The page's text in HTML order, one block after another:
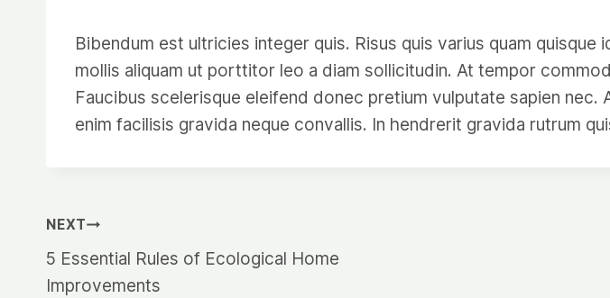
Bibendum est ultricies integer quis. Risus quis varius quam quisque
mollis aliquam ut porttitor leo a diam sollicitudin. At tempor
Faucibus scelerisque eleifend donec pretium vulputate sapien nec.
enim facilisis gravida neque convallis. In hendrerit gravida rutrum
Navigasi
Pos
NEXT
5 Essential Rules of Ecological Home
Improvements